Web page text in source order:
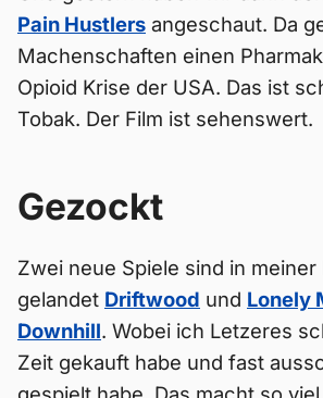
Pain Hustlers angeschaut. Da
Machenschaften einen
Opioid Krise der USA. Das ist
Tobak. Der Film ist sehenswert.
Gezockt
Zwei neue Spiele sind in meiner
gelandet Driftwood und Lonely
Downhill. Wobei ich Letzeres
Zeit gekauft habe und fast